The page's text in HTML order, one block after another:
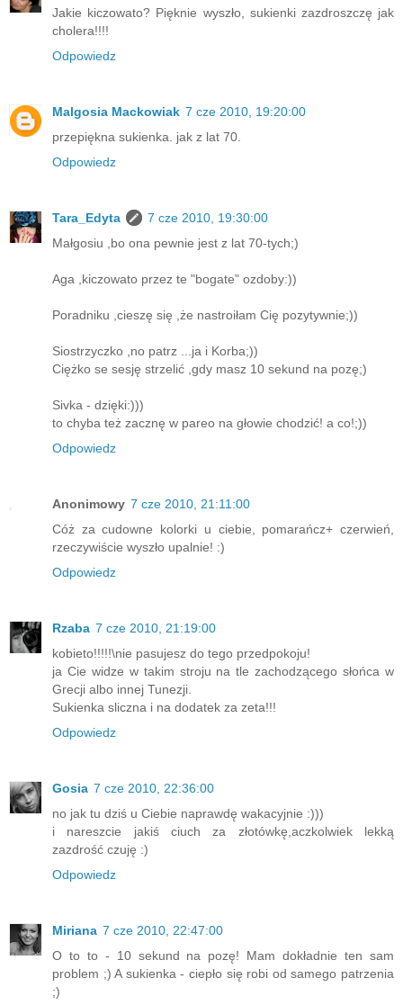
Jakie kiczowato? Pięknie wyszło, sukienki zazdroszczę jak
cholera!!!!
Odpowiedz
Malgosia Mackowiak 7 cze 2010, 19:20:00
przepiękna sukienka. jak z lat 70.
Odpowiedz
Tara_Edyta
7 cze 2010, 19:30:00
Małgosiu ,bo ona pewnie jest z lat 70-tych;)
Aga ,kiczowato przez te "bogate" ozdoby:))
Poradniku ,cieszę się ,że nastroiłam Cię pozytywnie;))
Siostrzyczko ,no patrz ...ja i Korba;))
Ciężko se sesję strzelić ,gdy masz 10 sekund na pozę;)
Sivka - dzięki:)))
to chyba też zacznę w pareo na głowie chodzić! a co!;))
Odpowiedz
Anonimowy 7 cze 2010, 21:11:00
Cóż za cudowne kolorki u ciebie, pomarańcz+ czerwień,
rzeczywiście wyszło upalnie! :)
Odpowiedz
Rzaba 7 cze 2010, 21:19:00
kobieto!!!!!\nie pasujesz do tego przedpokoju!
ja Cie widze w takim stroju na tle zachodzącego słońca w
Grecji albo innej Tunezji.
Sukienka sliczna i na dodatek za zeta!!!
Odpowiedz
Gosia 7 cze 2010, 22:36:00
no jak tu dziś u Ciebie naprawdę wakacyjnie :)))
i nareszcie jakiś ciuch za złotówkę,aczkolwiek lekką
zazdrość czuję :)
Odpowiedz
Miriana 7 cze 2010, 22:47:00
O to to - 10 sekund na pozę! Mam dokładnie ten sam
problem ;) A sukienka - ciepło się robi od samego patrzenia
;)